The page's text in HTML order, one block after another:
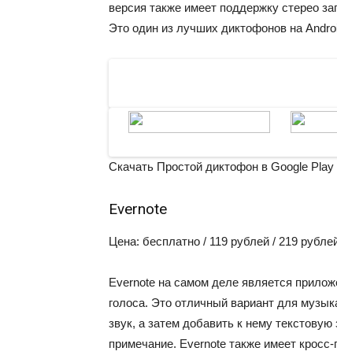
версия также имеет поддержку стерео
Это один из лучших диктофонов на
Скачать Простой диктофон в Google Play
Evernote
Цена: бесплатно / 119 рублей / 219
Evernote на самом деле является
голоса. Это отличный вариант для
звук, а затем добавить к нему
примечание. Evernote также имеет